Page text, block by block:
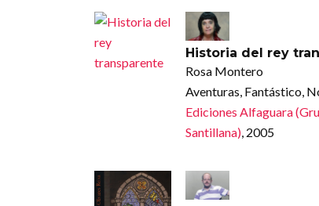
Historia del rey
Rosa Montero
Aventuras, Fantástico,
Ediciones Alfaguara
Santillana), 2005